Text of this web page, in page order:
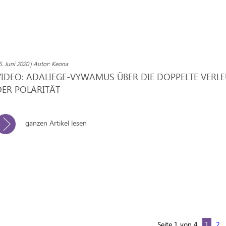
Juni 2020 | Autor: Keona
ADALIEGE-VYWAMUS ÜBER DIE DOPPELTE
POLARITÄT
ganzen Artikel lesen
Seite 1 von 4 1 2